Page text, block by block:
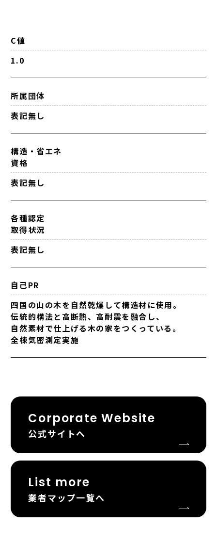
C値
1.0
所属団体
表記無し
構造・省エネ
資格
表記無し
各種認定
取得状況
表記無し
自己PR
四国の山の木を自然乾燥して構造材に使用。
伝統的構法と高断熱、高耐震を融合し、
自然素材で仕上げる木の家をつくっている。
全棟気密測定実施
Corporate Website
公式サイトへ
List more
業者マップ一覧へ